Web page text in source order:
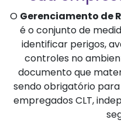
O Gerenciamento de
é o conjunto de
identificar perigos,
controles no
documento que
sendo obrigatório
empregados CLT,